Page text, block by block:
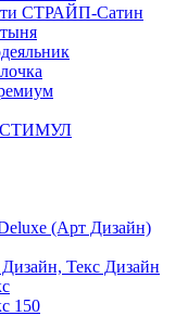
СТРАЙП-Сатин
СТИМУЛ
(Арт Дизайн)
Текс Дизайн
150